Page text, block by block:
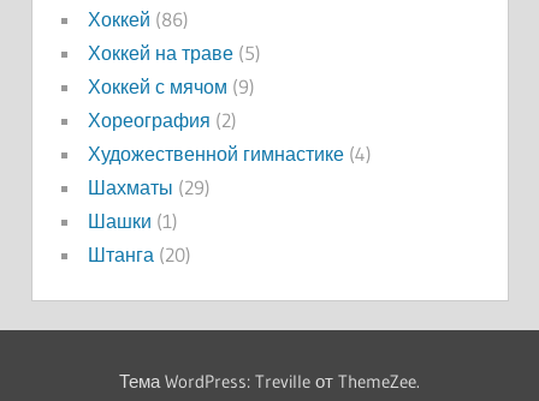
Хоккей (86)
Хоккей на траве(5)
Хоккей с мячом (9)
Хореография (2)
Художественной гимнастике(4)
Шахматы (29)
Шашки (1)
Штанга(20)
Тема WordPress: Treville от ThemeZee.